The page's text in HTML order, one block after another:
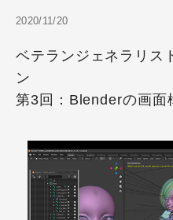
2020/11/20
ベテランジェネラリス
ン
第3回：Blenderの画面